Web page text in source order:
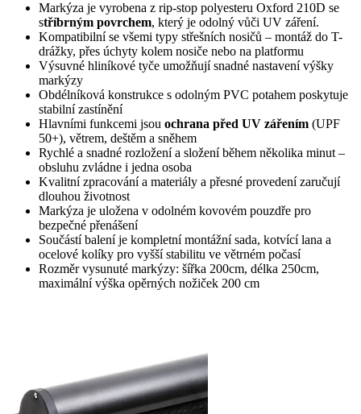
Markýza je vyrobena z rip-stop polyesteru Oxford 210D se
stříbrným povrchem, který je odolný vůči UV záření.
Kompatibilní se všemi typy střešních nosičů – montáž do T-
drážky, přes úchyty kolem nosiče nebo na platformu
Výsuvné hliníkové tyče umožňují snadné nastavení výšky
markýzy
Obdélníková konstrukce s odolným PVC potahem poskytuje
stabilní zastínění
Hlavními funkcemi jsou ochrana před UV zářením (UPF
50+), větrem, deštěm a sněhem
Rychlé a snadné rozložení a složení během několika minut –
obsluhu zvládne i jedna osoba
Kvalitní zpracování a materiály a přesné provedení zaručují
dlouhou životnost
Markýza je uložena v odolném kovovém pouzdře pro
bezpečné přenášení
Součástí balení je kompletní montážní sada, kotvící lana a
ocelové kolíky pro vyšší stabilitu ve větrném počasí
Rozměr vysunuté markýzy: šířka 200cm, délka 250cm,
maximální výška opěrných nožiček 200 cm